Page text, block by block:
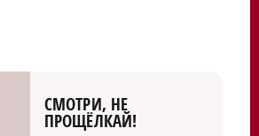
СМОТРИ, НЕ
ПРОЩЁЛКАЙ!